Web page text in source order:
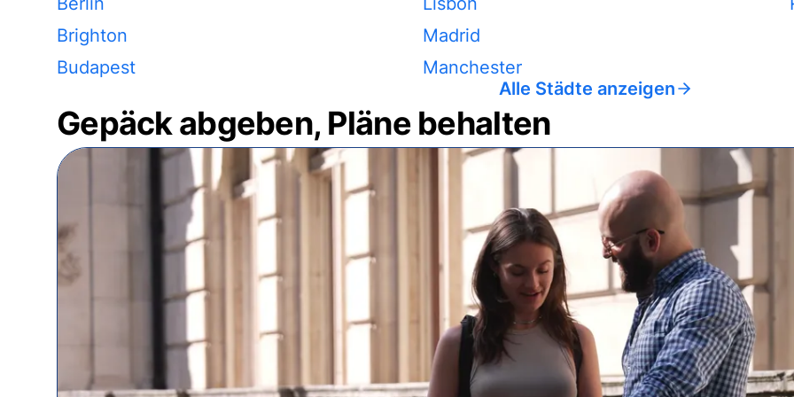
Brighton
Budapest
Madrid
Manchester
Alle Städte anzeigen
Gepäck abgeben, Pläne behalten